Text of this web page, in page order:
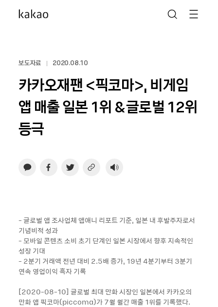
보도자료 2020.08.10
카카오재팬 <픽코마>, 비게임
앱 매출 일본 1위 &글로벌 12위
등극
- 글로벌 앱 조사업체 앱애니 리포트 기준, 일본 내 후발주자로서
기념비적 성과
- 모바일 콘텐츠 소비 초기 단계인 일본 시장에서 향후 지속적인
성장 기대
- 2분기 거래액 전년 대비 2.5배 증가, 19년 4분기부터 3분기
연속 영업이익 흑자 기록
[2020-08-10] 글로벌 최대 만화 시장인 일본에서 카카오의
만화 앱 픽코마(piccoma)가 7월 월간 매출 1위를 기록했다.